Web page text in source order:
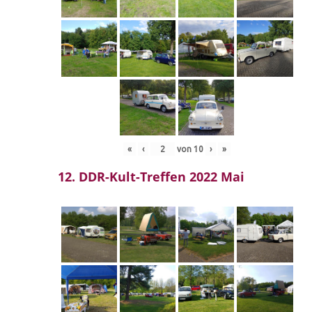
« ‹ von 10 › »
12. DDR-Kult-Treffen 2022 Mai